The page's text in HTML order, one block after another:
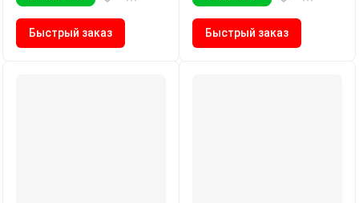
Быстрый заказ Быстрый заказ